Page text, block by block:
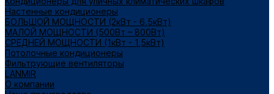
Настенные кондиционеры
БОЛЬШОЙ МОЩНОСТИ (2кВт - 6,5кВт)
МАЛОЙ МОЩНОСТИ (500Вт – 800Вт)
СРЕДНЕЙ МОЩНОСТИ (1кВт - 1,5кВт)
Потолочные кондиционеры
Фильтрующие вентиляторы
LANMIR
О компании